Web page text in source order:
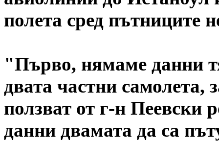
полета сред пътниците
"Първо, нямаме данни
двата частни самолета,
ползват от г-н Пеевски
данни двамата да са